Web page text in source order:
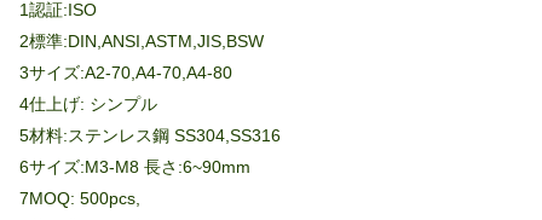
1認証:ISO
2標準:DIN,ANSI,ASTM,JIS,BSW
3サイズ:A2-70,A4-70,A4-80
4仕上げ: シンプル
5材料:ステンレス鋼 SS304,SS316
6サイズ:M3-M8 長さ:6~90mm
7MOQ: 500pcs,